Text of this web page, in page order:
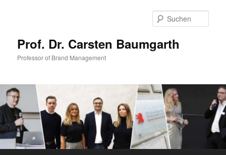
Prof. Dr. Carsten Baumgarth
Professor of Brand Management